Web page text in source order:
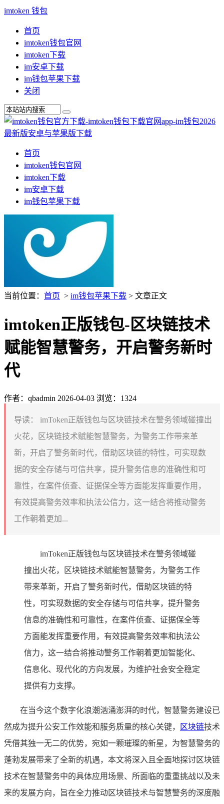
imtoken 钱包
首页
imtoken钱包官网
imtoken下载
im安卓下载
im钱包苹果下载
关闭
首页
imtoken钱包官网
imtoken下载
im安卓下载
im钱包苹果下载
当前位置： 首页 > im钱包苹果下载 > 文章正文
imtoken正版钱包-区块链技术
赋能智慧警务，开启警务新时
代
作者：qbadmin 2026-04-03 浏览：1324
导读：
imToken正版钱包与区块链技术在警务领域碰撞出
火花，区块链技术赋能智慧警务，为警务工作带来革
新，开启了警务新时代，借助区块链的特性，可实现数
据的安全存储与可信共享，提升警务信息的准确性和可
靠性，在案件侦查、证据保全等方面能发挥重要作用，
有效提高警务效率和执法公信力，这一结合将推动警务
工作朝着更加...
imToken正版钱包与区块链技术在警务领域碰
撞出火花，区块链技术赋能智慧警务，为警务工作
带来革新，开启了警务新时代，借助区块链的特
性，可实现数据的安全存储与可信共享，提升警务
信息的准确性和可靠性，在案件侦查、证据保全等
方面能发挥重要作用，有效提高警务效率和执法公
信力，这一结合将推动警务工作朝着更加智能化、
信息化、现代化的方向发展，为维护社会安全稳定
提供有力支撑。
在当今这个数字化浪潮汹涌澎湃的时代，智慧警务建设已
然成为提升公安工作效能和服务质量的核心关键，
区块链技术
凭借其独一无二的优势，宛如一颗璀璨的新星，为智慧警务的
蓬勃发展带来了全新的机遇，本文将深入且全面地探讨区块链
技术在智慧警务中的具体应用场景、所面临的重重挑战以及未
来的发展方向，旨在全力推动区块链技术与智慧警务的深度融